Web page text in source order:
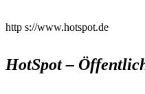
http s://www.hotspot.de
HotSpot –